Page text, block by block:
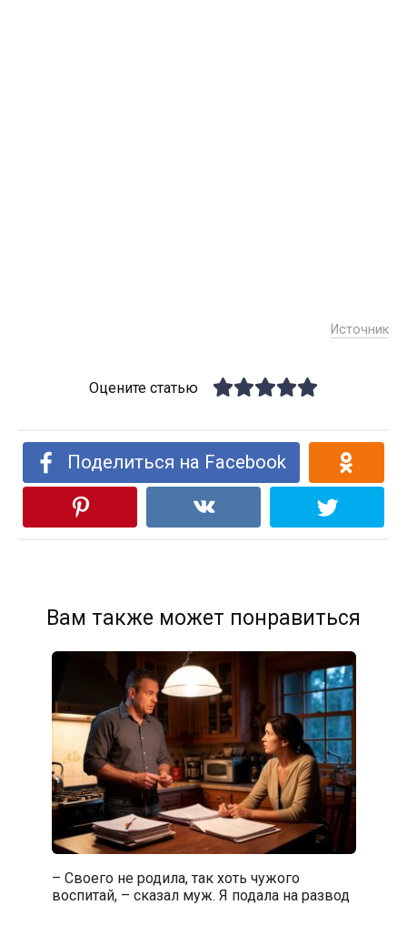
Источник
Оцените статью
Поделиться на Facebook
Вам также может понравиться
– Своего не родила, так хоть чужого
воспитай, – сказал муж. Я подала на развод